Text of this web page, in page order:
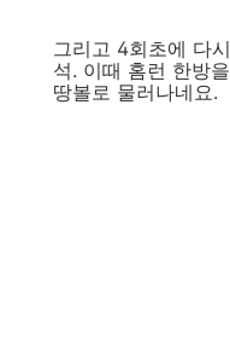
그리고 4회초에 다
석. 이때 홈런 한방
땅볼로 물러나네요.